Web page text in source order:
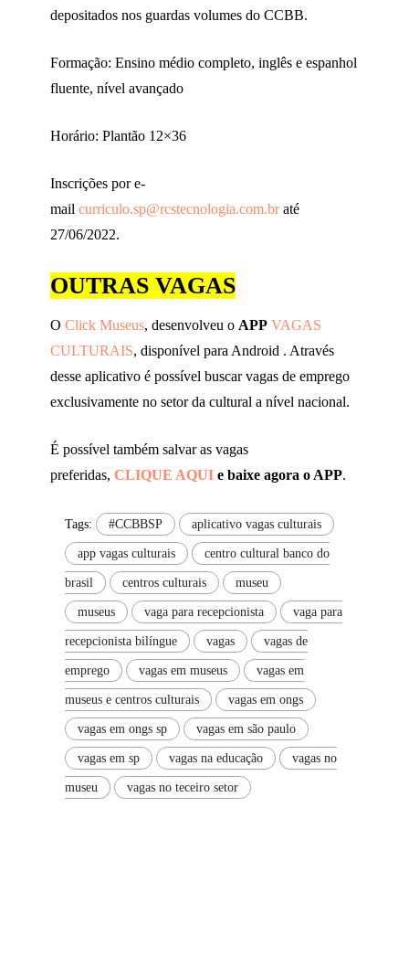
depositados nos guardas volumes do CCBB.
Formação: Ensino médio completo, inglês e espanhol
fluente, nível avançado
Horário: Plantão 12×36
Inscrições por e-
mail curriculo.sp@rcstecnologia.com.braté
27/06/2022.
OUTRAS VAGAS
O Click Museus, desenvolveu o APP VAGAS
CULTURAIS, disponível para Android . Através
desse aplicativo é possível buscar vagas de emprego
exclusivamente no setor da cultural a nível nacional.
É possível também salvar as vagas
preferidas, CLIQUE AQUI e baixe agora o APP.
Tags: #CCBBSP aplicativo vagas culturais
app vagas culturais centro cultural banco do
brasil centros culturais museu
museus vaga para recepcionista vaga para
recepcionista bilíngue vagas vagas de
emprego vagas em museus vagas em
museus e centros culturais vagas em ongs
vagas em ongs sp vagas em são paulo
vagas em sp vagas na educação vagas no
museu vagas no teceiro setor